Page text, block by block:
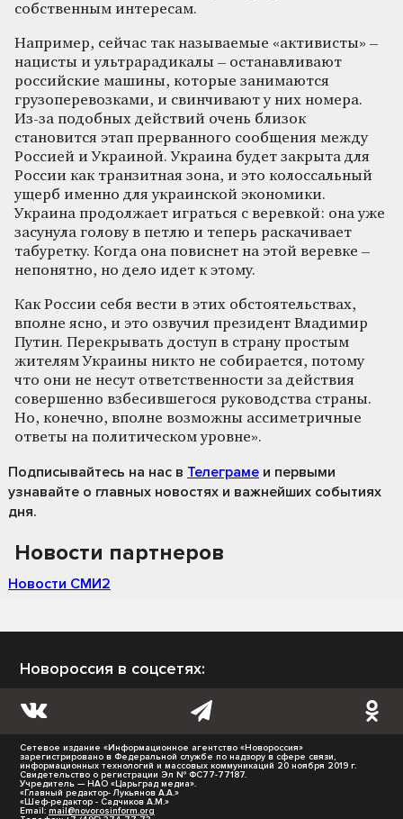
собственным интересам.
Например, сейчас так называемые «активисты» –
нацисты и ультрарадикалы – останавливают
российские машины, которые занимаются
грузоперевозками, и свинчивают у них номера.
Из-за подобных действий очень близок
становится этап прерванного сообщения между
Россией и Украиной. Украина будет закрыта для
России как транзитная зона, и это колоссальный
ущерб именно для украинской экономики.
Украина продолжает играться с веревкой: она уже
засунула голову в петлю и теперь раскачивает
табуретку. Когда она повиснет на этой веревке –
непонятно, но дело идет к этому.
Как России себя вести в этих обстоятельствах,
вполне ясно, и это озвучил президент Владимир
Путин. Перекрывать доступ в страну простым
жителям Украины никто не собирается, потому
что они не несут ответственности за действия
совершенно взбесившегося руководства страны.
Но, конечно, вполне возможны ассиметричные
ответы на политическом уровне».
Подписывайтесь на нас в Телеграме и первыми
узнавайте о главных новостях и важнейших событиях
дня.
Новости партнеров
Новости СМИ2
Новороссия в соцсетях:
Сетевое издание «Информационное агентство «Новороссия»
зарегистрировано в Федеральной службе по надзору в сфере связи,
информационных технологий и массовых коммуникаций 20 ноября 2019 г.
Свидетельство о регистрации Эл № ФС77-77187.
Учредитель — НАО «Царьград медиа».
«Главный редактор- Лукьянов А.А.»
«Шеф-редактор - Садчиков А.М.»
Email: mail@novorosinform.org